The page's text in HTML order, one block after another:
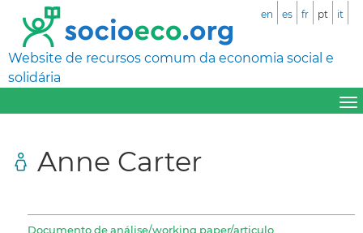
Website de recursos comum da economia social e
solidária
en es fr pt it
Anne Carter
Documento de análise/working paper/articulo